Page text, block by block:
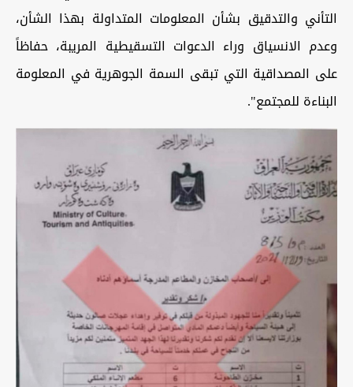
التأني والتدقيق بشأن المعلومات المتداولة بهذا الشأن،
وعدم الانسياق وراء الدعوات التسقيطية المريبة، حفاظاً
على المصداقية التي تبقى السمة الجوهرية في المعلومة
البناءة للمجتمع".